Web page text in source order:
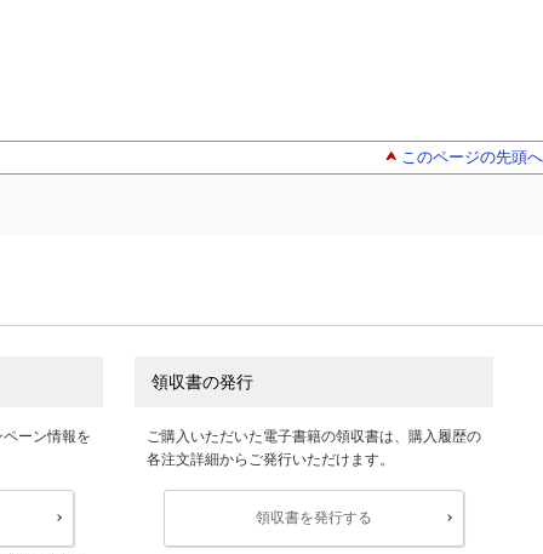
このページの先頭へ
ーン情報を
領収書の発行
ご購入いただいた電子書籍の領収書は、購入履歴の
各注文詳細からご発行いただけます。
領収書を発行する